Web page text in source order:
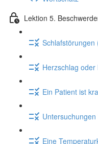
Lektion 5.
Schlafstörungen
Herzschlag oder
Ein Patient ist
Eine